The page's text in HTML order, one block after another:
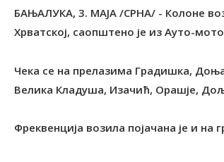
БАЊАЛУКА, 3. МАЈА /СРНА/ - Колоне
Хрватској, саопштено је из Ауто-
Чека се на прелазима Градишка,
Велика Кладуша, Изачић, Орашје,
Фреквенција возила појачана је и